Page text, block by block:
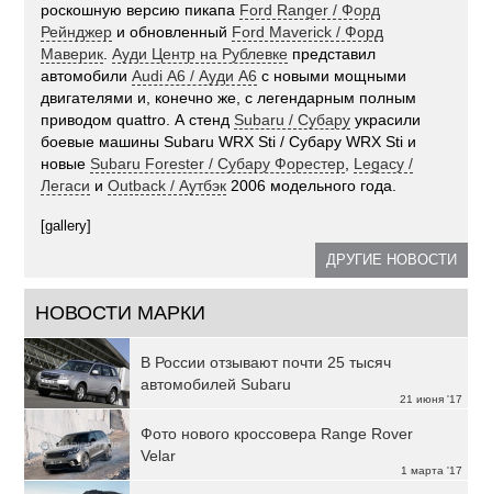
роскошную версию пикапа Ford Ranger / Форд
Рейнджер и обновленный Ford Maverick / Форд
Маверик .Ауди Центр на Рублевке представил
автомобилиAudi А6 / Ауди А6 с новыми мощными
двигателями и, конечно же, с легендарным полным
приводом quattro. А стенд Subaru / Субару украсили
боевые машины Subaru WRX Sti / Субару WRX Sti и
новые Subaru Forester / Субару Форестер Legacy /
Легаси иOutback / Аутбэк 2006 модельного года.
[gallery]
ДРУГИЕ НОВОСТИ
НОВОСТИ МАРКИ
21 июня '17
В России отзывают почти 25 тысяч
автомобилей Subaru
1 марта '17
Фото нового кроссовера Range Rover
Velar